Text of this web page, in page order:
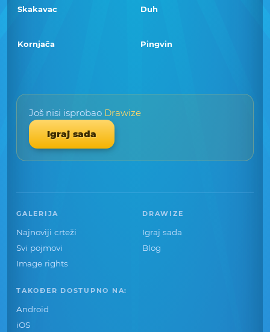
Skakavac Duh
Kornjača Pingvin
Još nisi isprobao Drawize
Igraj sada
GALERIJA
Najnoviji crteži
Svi pojmovi
Image rights
DRAWIZE
Igraj sada
Blog
TAKOĐER DOSTUPNO NA:
Android
iOS